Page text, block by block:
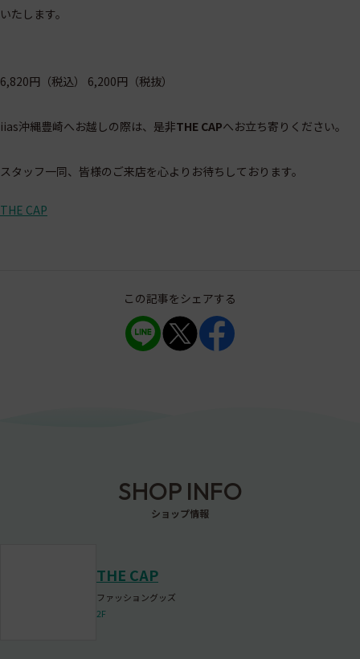
いたします。
6,820円（税込） 6,200円（税抜）
iias沖縄豊崎へお越しの際は、是非THE CAPへお立ち寄りください。
スタッフ一同、皆様のご来店を心よりお待ちしております。
THE CAP
この記事をシェアする
SHOP INFO
ショップ情報
THE CAP
ファッショングッズ
2F